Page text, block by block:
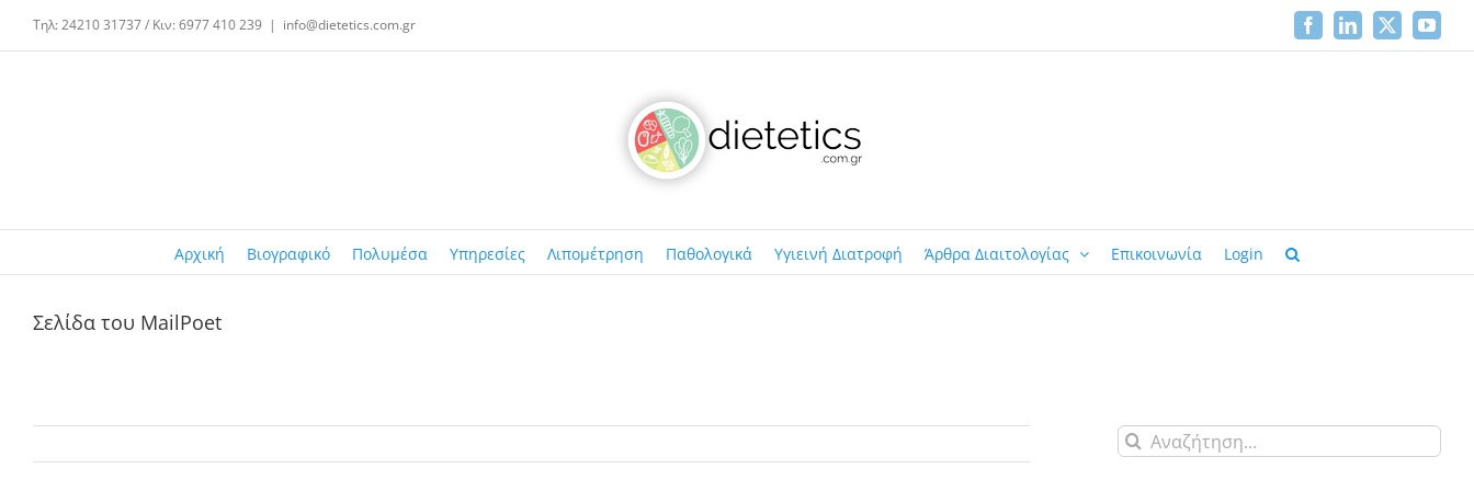
Τηλ: 24210 31737 / Κιν: 6977 410 239 | info@dietetics.com.gr FacebookLinkedIn
X
Αρχική Βιογραφικό Πολυμέσα Υπηρεσίες Λιπομέτρηση Παθολογικά Υγιεινή Διατροφή Άρθρα Διαιτολογίας Επικοινωνία Login
Σελίδα του MailPoet
Αναζήτηση
για: